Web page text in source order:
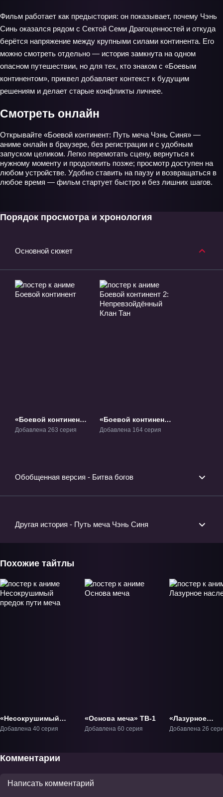
Фильм работает как предыстория: он показывает, почему Чэнь
Синь оказался рядом с Сектой Семи Драгоценностей и откуда
берётся напряжение между крупными силами континента. Его
можно смотреть отдельно — история замкнута на одном
опасном путешествии, но для тех, кто знаком с «Боевым
континентом», приквел добавляет контекст к будущим
решениям и делает старые конфликты личнее.
Смотреть онлайн
Открывайте «Боевой континент: Путь меча Чэнь Синя» —
аниме онлайн в браузере, без регистрации и с удобным
запуском целиком. Легко перемотать сцену, вернуться к
нужному моменту и продолжить позже; просмотр доступен на
любом устройстве. Удобно ставить на паузу и возвращаться в
любое время — фильм стартует быстро и без лишних шагов.
Порядок просмотра и хронология
Основной сюжет
«Боевой континент»
ТВ-1
Добавлена 263 серия
«Боевой континент
2: Непревзойдённый
Добавлена 164 серия
Обобщенная версия - Битва богов
Другая история - Путь меча Чэнь Синя
Похожие тайтлы
«Несокрушимый
предок пути меча»
Добавлена 40 серия
«Основа меча» ТВ-1
Добавлена 60 серия
«Лазурное
наследие» ТВ-
Добавлена 26
Комментарии